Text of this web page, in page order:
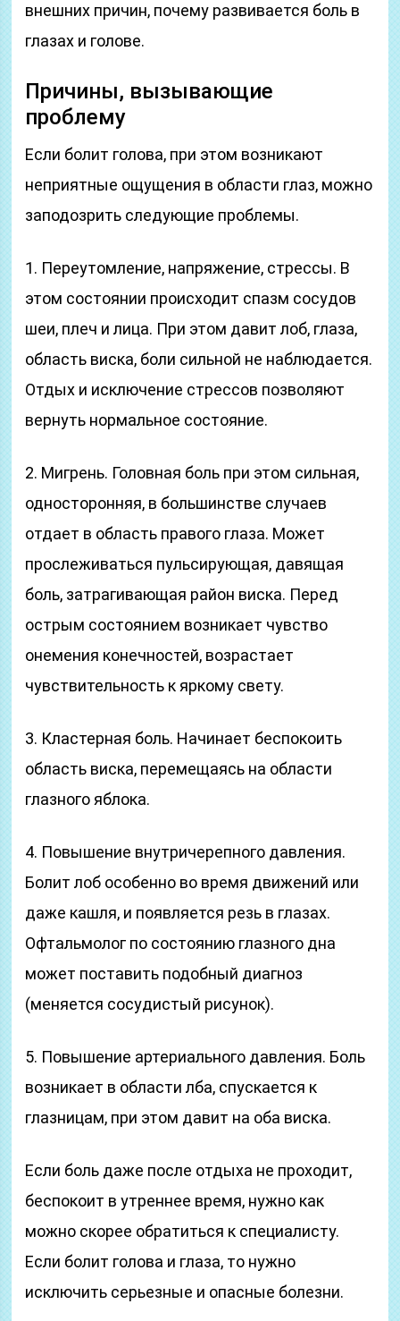
внешних причин, почему развивается боль в
глазах и голове.
Причины, вызывающие
проблему
Если болит голова, при этом возникают
неприятные ощущения в области глаз, можно
заподозрить следующие проблемы.
1. Переутомление, напряжение, стрессы. В
этом состоянии происходит спазм сосудов
шеи, плеч и лица. При этом давит лоб, глаза,
область виска, боли сильной не наблюдается.
Отдых и исключение стрессов позволяют
вернуть нормальное состояние.
2. Мигрень. Головная боль при этом сильная,
односторонняя, в большинстве случаев
отдает в область правого глаза. Может
прослеживаться пульсирующая, давящая
боль, затрагивающая район виска. Перед
острым состоянием возникает чувство
онемения конечностей, возрастает
чувствительность к яркому свету.
3. Кластерная боль. Начинает беспокоить
область виска, перемещаясь на области
глазного яблока.
4. Повышение внутричерепного давления.
Болит лоб особенно во время движений или
даже кашля, и появляется резь в глазах.
Офтальмолог по состоянию глазного дна
может поставить подобный диагноз
(меняется сосудистый рисунок).
5. Повышение артериального давления. Боль
возникает в области лба, спускается к
глазницам, при этом давит на оба виска.
Если боль даже после отдыха не проходит,
беспокоит в утреннее время, нужно как
можно скорее обратиться к специалисту.
Если болит голова и глаза, то нужно
исключить серьезные и опасные болезни.